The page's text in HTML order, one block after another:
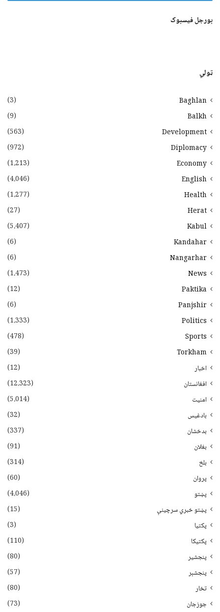
بورجل فیسبوک
ټولي
Baghlan
(3)
Balkh
(9)
Development
(563)
Diplomacy
(972)
Economy
(1،213)
English
(4،046)
Health
(1،277)
Herat
(27)
Kabul
(5،407)
Kandahar
(6)
Nangarhar
(6)
News
(1،473)
Paktika
(12)
Panjshir
(6)
Politics
(1،333)
Sports
(478)
Torkham
(39)
اخبار
(12)
افغانستان
(12،323)
امنیت
(5،014)
بادغیس
(32)
بدخشان
(337)
بغلان
(91)
بلخ
(314)
پروان
(60)
پښتو
(4،046)
پښتو خبري سرچينې
(15)
پکتيا
(3)
پکتیکا
(110)
پنجشیر
(80)
پنجشېر
(57)
تخار
(80)
جوزجان
(73)